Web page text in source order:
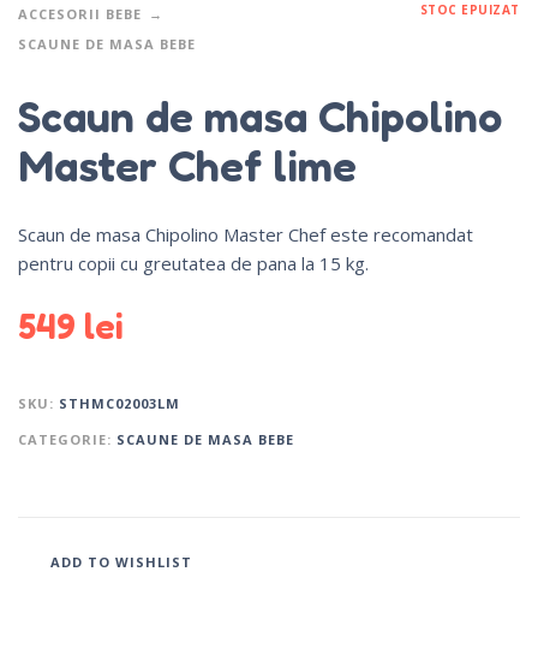
ACCESORII BEBE
SCAUNE DE MASA BEBE
STOC EPUIZAT
Scaun de masa Chipolino
Master Chef lime
Scaun de masa Chipolino Master Chef este recomandat
pentru copii cu greutatea de pana la 15 kg.
549 lei
SKU: STHMC02003LM
CATEGORIE: SCAUNE DE MASA BEBE
ADD TO WISHLIST